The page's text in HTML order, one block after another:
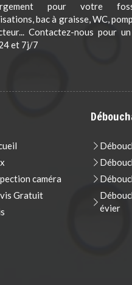
pour votre
bac à graisse, WC,
Contactez-nous pour
et 7j/7
caméra
Gratuit
évier